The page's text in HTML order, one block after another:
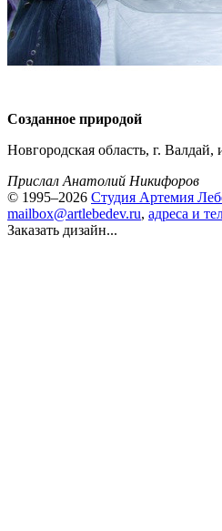
Созданное природой
Новгородская область, г.
Прислал Анатолий Никифоров
© 1995–2026 Студия Артемия
mailbox@artlebedev.ru, адреса и
Заказать дизайн...